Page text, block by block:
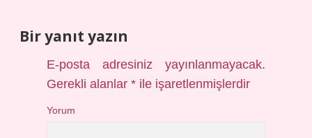
Bir yanıt yazın
E-posta adresiniz yayınlanmayacak.
Gerekli alanlar* ile işaretlenmişlerdir
Yorum